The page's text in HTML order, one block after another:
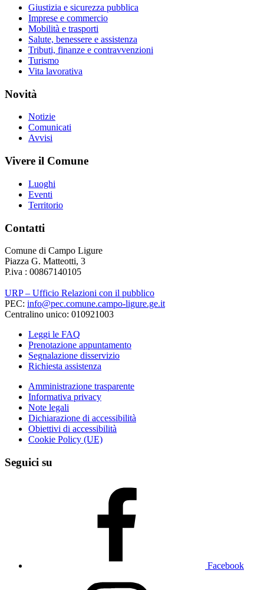
Giustizia e sicurezza pubblica
Imprese e commercio
Mobilità e trasporti
Salute, benessere e assistenza
Tributi, finanze e contravvenzioni
Turismo
Vita lavorativa
Novità
Notizie
Comunicati
Avvisi
Vivere il Comune
Luoghi
Eventi
Territorio
Contatti
Comune di Campo Ligure
Piazza G. Matteotti, 3
P.iva : 00867140105
URP – Ufficio Relazioni con il pubblico
PEC: info@pec.comune.campo-ligure.ge.it
Centralino unico: 010921003
Leggi le FAQ
Prenotazione appuntamento
Segnalazione disservizio
Richiesta assistenza
Amministrazione trasparente
Informativa privacy
Note legali
Dichiarazione di accessibilità
Obiettivi di accessibilità
Cookie Policy (UE)
Seguici su
Facebook